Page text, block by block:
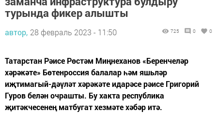
турында фикер алышты
автор, 28 февраль 2023 - 11:50 725 0 0
Татарстан Рәисе Рөстәм Миңнеханов «Беренчеләр
хәрәкәте» Бөтенроссия балалар һәм яшьләр
иҗтимагый-дәүләт хәрәкәте идарәсе рәисе Григорий
Гуров белән очрашты. Бу хакта республика
җитәкчесенең матбугат хезмәте хәбәр итә.